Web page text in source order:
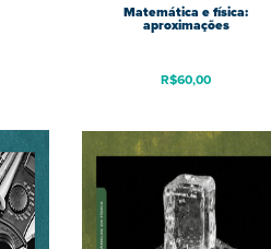
Matemática e física:
aproximações
R$60,00